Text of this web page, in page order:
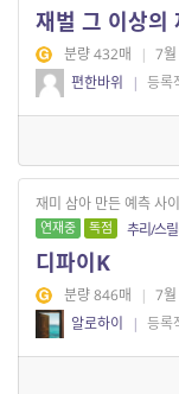
재벌 그 이상의
분량 432매 | 7
편한바위
| 등록
재미 삼아 만든 예측 사
연재중 독점 추리/스
디파이K
분량 846매 | 7
알로하이
| 등록